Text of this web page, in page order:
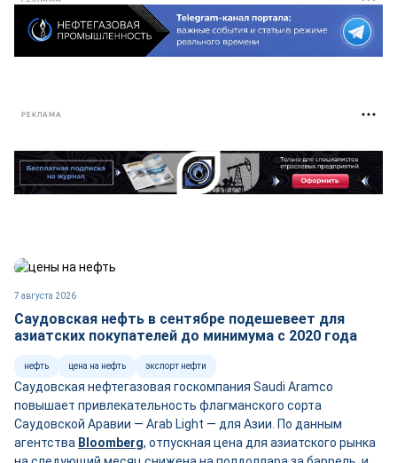
РЕКЛАМА
7 августа 2026
Саудовская нефть в сентябре подешевеет для
азиатских покупателей до минимума с 2020 года
нефть цена на нефть экспорт нефти
Саудовская нефтегазовая госкомпания Saudi Aramco
повышает привлекательность флагманского сорта
Саудовской Аравии — Arab Light — для Азии. По данным
агентства Bloomberg, отпускная цена для азиатского рынка